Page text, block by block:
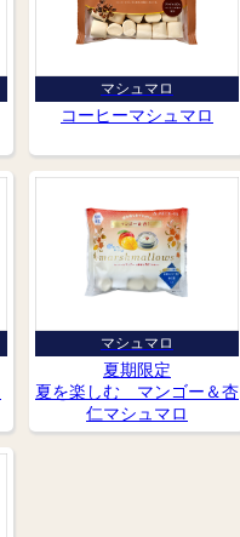
マシュマロ
コーヒーマシュマロ
マシュマロ
夏期限定
夏を楽しむ マンゴー＆杏
仁マシュマロ